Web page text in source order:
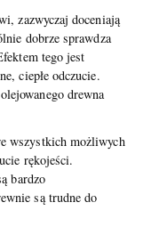
zazwyczaj doceniają
dobrze sprawdza
tego jest
ciepłe odczucie.
drewna
wszystkich możliwych
rękojeści.
bardzo
są trudne do